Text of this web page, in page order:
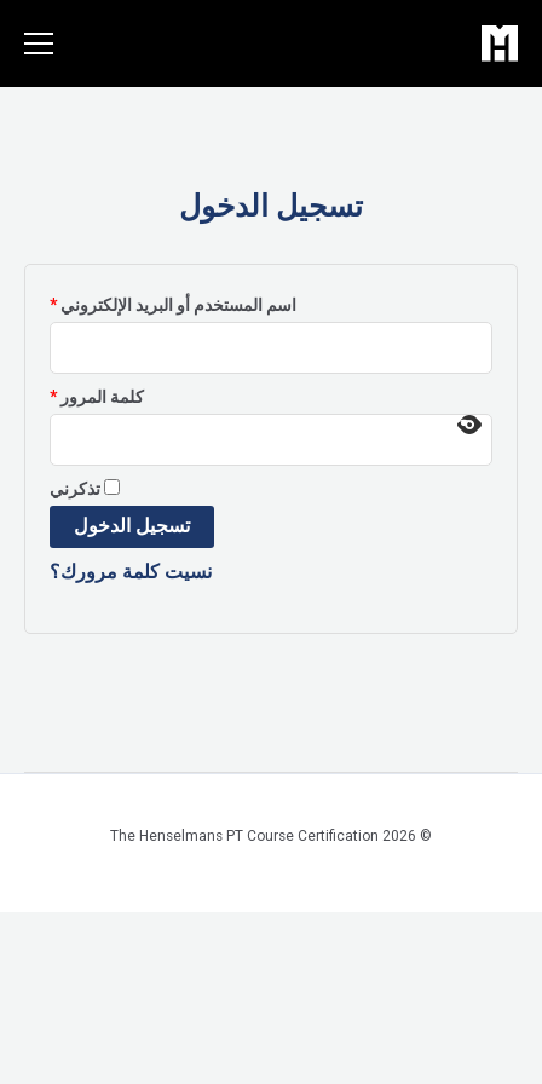
المحتوى
تسجيل الدخول
اسم المستخدم أو البريد الإلكتروني*مطلوبة
كلمة المرور*مطلوبة
تذكرني
تسجيل الدخول
نسيت كلمة مرورك؟
© 2026 The Henselmans PT Course Certification